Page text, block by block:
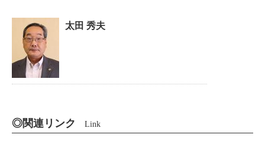
太田 秀夫
◎関連リンク Link